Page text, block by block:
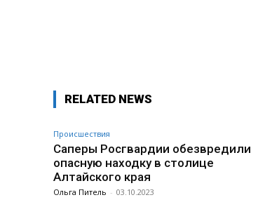
RELATED NEWS
Происшествия
Саперы Росгвардии обезвредили
опасную находку в столице
Алтайского края
Ольга Питель - 03.10.2023